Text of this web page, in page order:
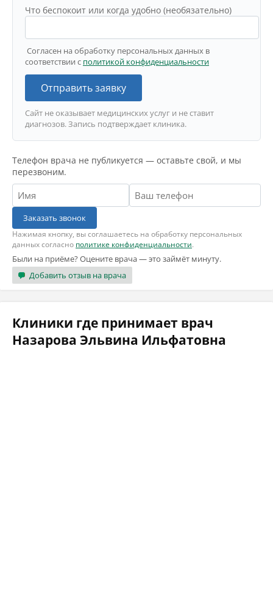
Что беспокоит или когда удобно (необязательно)
Согласен на обработку персональных данных в
соответствии с политикой конфиденциальности
Отправить заявку
Сайт не оказывает медицинских услуг и не ставит
диагнозов. Запись подтверждает клиника.
Телефон врача не публикуется — оставьте свой, и мы
перезвоним.
Заказать звонок
Нажимая кнопку, вы соглашаетесь на обработку персональных
данных согласно политике конфиденциальности.
Были на приёме? Оцените врача — это займёт минуту.
Добавить отзыв на врача
Клиники где принимает врач
Назарова Эльвина Ильфатовна